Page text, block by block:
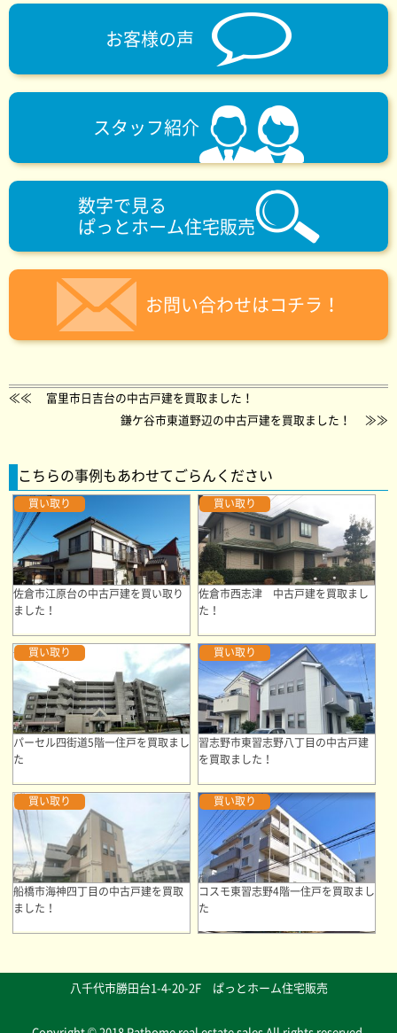
お客様の声
スタッフ紹介
数字で見る
ぱっとホーム住宅販売
お問い合わせはコチラ！
≪≪ 富里市日吉台の中古戸建を買取ました！
鎌ケ谷市東道野辺の中古戸建を買取ました！
≫≫
こちらの事例もあわせてごらんください
買い取り
佐倉市江原台の中古戸建を買い取り
ました！
買い取り
佐倉市西志津 中古戸建を買取まし
た！
買い取り
パーセル四街道5階一住戸を買取まし
た
買い取り
習志野市東習志野八丁目の中古戸建
を買取ました！
買い取り
船橋市海神四丁目の中古戸建を買取
ました！
買い取り
コスモ東習志野4階一住戸を買取まし
た
八千代市勝田台1-4-20-2F ぱっとホーム住宅販売